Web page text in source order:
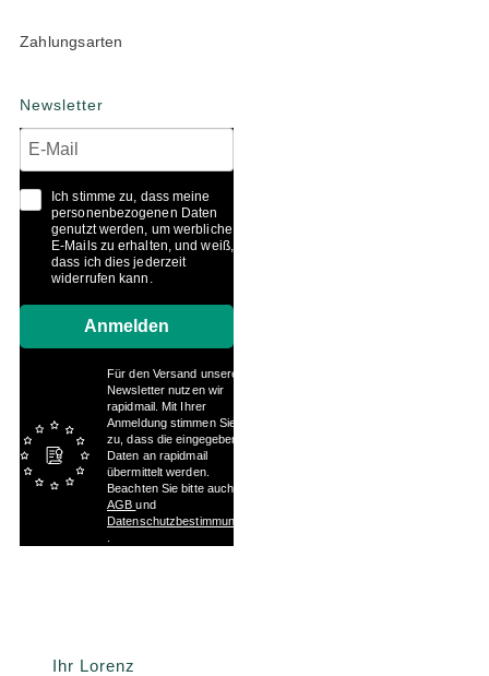
Zahlungsarten
Newsletter
Ich stimme zu, dass meine
personenbezogenen Daten
genutzt werden, um werbliche
E-Mails zu erhalten, und weiß,
dass ich dies jederzeit
widerrufen kann.
Anmelden
Für den Versand unserer
Newsletter nutzen wir
rapidmail. Mit Ihrer
Anmeldung stimmen Sie
zu, dass die eingegebenen
Daten an rapidmail
übermittelt werden.
Beachten Sie bitte auch die
AGBund
Datenschutzbestimmungen
Ihr Lorenz